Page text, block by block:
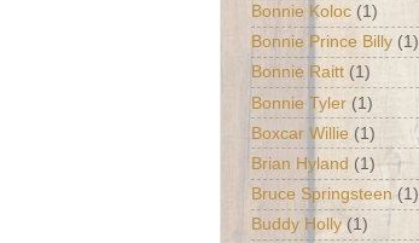
Bonnie Koloc (1)
Bonnie Prince Billy (1)
Bonnie Raitt (1)
Bonnie Tyler (1)
Boxcar Willie (1)
Brian Hyland (1)
Bruce Springsteen (1)
Buddy Holly (1)